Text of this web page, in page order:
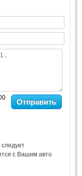
Отправить
с Вашим авто